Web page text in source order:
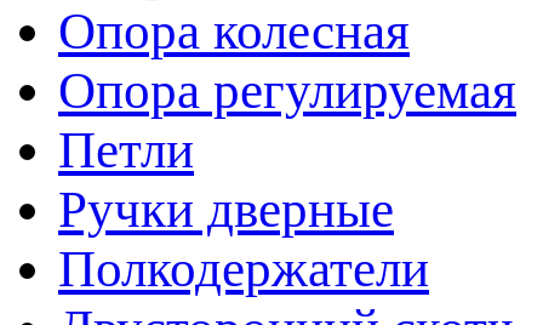
Опора колесная
Опора регулируемая
Петли
Ручки дверные
Полкодержатели